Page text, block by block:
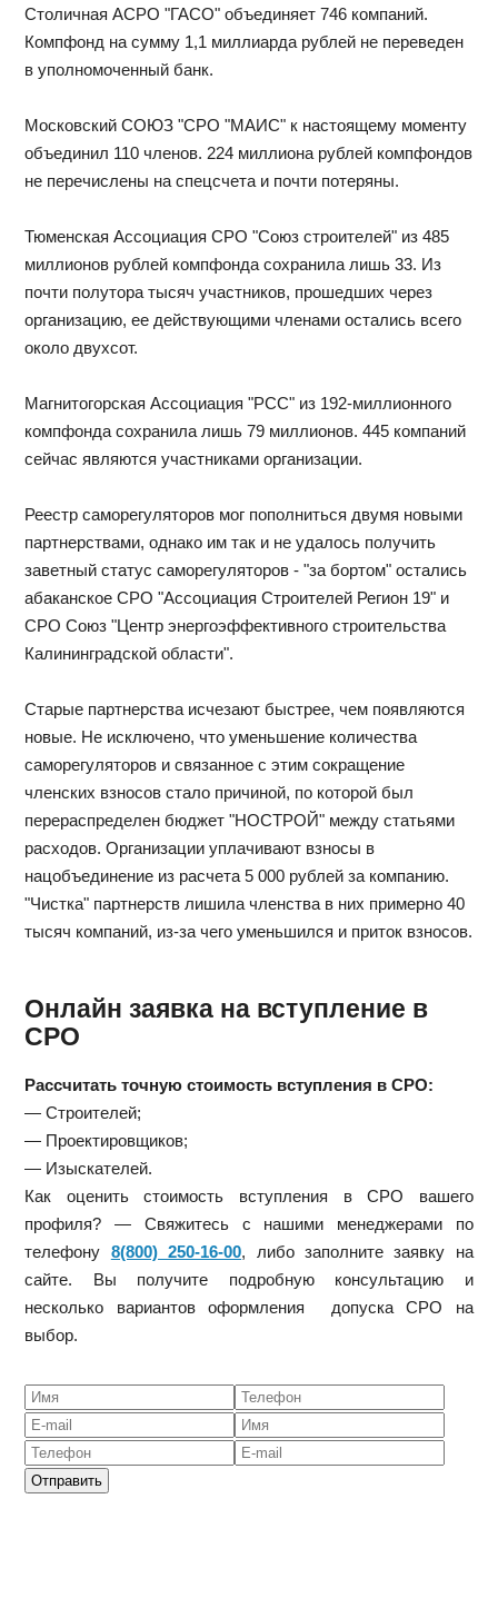
Столичная АСРО "ГАСО" объединяет 746 компаний.
Компфонд на сумму 1,1 миллиарда рублей не переведен
в уполномоченный банк.
Московский СОЮЗ "СРО "МАИС" к настоящему моменту
объединил 110 членов. 224 миллиона рублей компфондов
не перечислены на спецсчета и почти потеряны.
Тюменская Ассоциация СРО "Союз строителей" из 485
миллионов рублей компфонда сохранила лишь 33. Из
почти полутора тысяч участников, прошедших через
организацию, ее действующими членами остались всего
около двухсот.
Магнитогорская Ассоциация "РСС" из 192-миллионного
компфонда сохранила лишь 79 миллионов. 445 компаний
сейчас являются участниками организации.
Реестр саморегуляторов мог пополниться двумя новыми
партнерствами, однако им так и не удалось получить
заветный статус саморегуляторов - "за бортом" остались
абаканское СРО "Ассоциация Строителей Регион 19" и
СРО Союз "Центр энергоэффективного строительства
Калининградской области".
Старые партнерства исчезают быстрее, чем появляются
новые. Не исключено, что уменьшение количества
саморегуляторов и связанное с этим сокращение
членских взносов стало причиной, по которой был
перераспределен бюджет "НОСТРОЙ" между статьями
расходов. Организации уплачивают взносы в
нацобъединение из расчета 5 000 рублей за компанию.
"Чистка" партнерств лишила членства в них примерно 40
тысяч компаний, из-за чего уменьшился и приток взносов.
Онлайн заявка на вступление в
СРО
Рассчитать точную стоимость вступления в СРО:
— Строителей;
— Проектировщиков;
— Изыскателей.
Как оценить стоимость вступления в СРО вашего
профиля? — Свяжитесь с нашими менеджерами по
телефону 8(800) 250-16-00, либо заполните заявку на
сайте. Вы получите подробную консультацию и
несколько вариантов оформления допуска СРО на
выбор.